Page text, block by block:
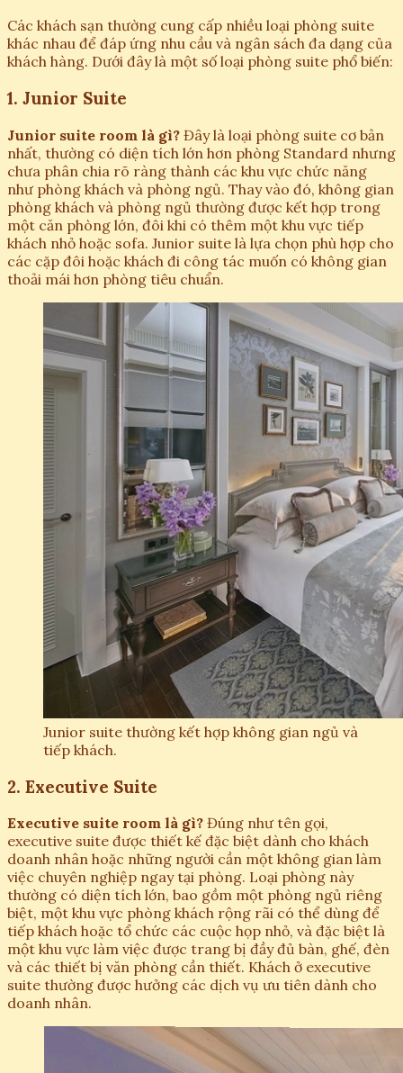
Các khách sạn thường cung cấp nhiều loại phòng suite
khác nhau để đáp ứng nhu cầu và ngân sách đa dạng của
khách hàng. Dưới đây là một số loại phòng suite phổ biến:
1. Junior Suite
Junior suite room là gì? Đây là loại phòng suite cơ bản
nhất, thường có diện tích lớn hơn phòng Standard nhưng
chưa phân chia rõ ràng thành các khu vực chức năng
như phòng khách và phòng ngủ. Thay vào đó, không gian
phòng khách và phòng ngủ thường được kết hợp trong
một căn phòng lớn, đôi khi có thêm một khu vực tiếp
khách nhỏ hoặc sofa. Junior suite là lựa chọn phù hợp cho
các cặp đôi hoặc khách đi công tác muốn có không gian
thoải mái hơn phòng tiêu chuẩn.
Junior suite thường kết hợp không gian ngủ và
tiếp khách.
2. Executive Suite
Executive suite room là gì? Đúng như tên gọi,
executive suite được thiết kế đặc biệt dành cho khách
doanh nhân hoặc những người cần một không gian làm
việc chuyên nghiệp ngay tại phòng. Loại phòng này
thường có diện tích lớn, bao gồm một phòng ngủ riêng
biệt, một khu vực phòng khách rộng rãi có thể dùng để
tiếp khách hoặc tổ chức các cuộc họp nhỏ, và đặc biệt là
một khu vực làm việc được trang bị đầy đủ bàn, ghế, đèn
và các thiết bị văn phòng cần thiết. Khách ở executive
suite thường được hưởng các dịch vụ ưu tiên dành cho
doanh nhân.